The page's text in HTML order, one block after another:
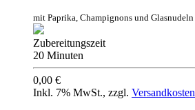
mit Paprika, Champignons und Glasnudeln
Zubereitungszeit
20 Minuten
0,00 €
Inkl. 7% MwSt., zzgl. Versandkosten